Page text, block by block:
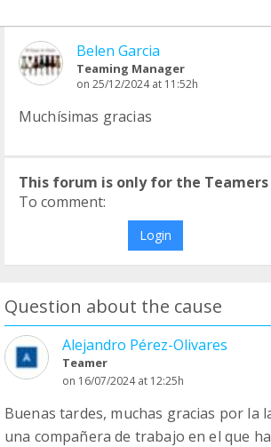
Belen Garcia
Teaming Manager
on 25/12/2024 at 11:52h
Muchísimas gracias
This forum is only for the
To comment:
Login
Question about the cause
Alejandro Pérez-Olivares
Teamer
on 16/07/2024 at 12:25h
Buenas tardes, muchas gracias por la
una compañera de trabajo en el que